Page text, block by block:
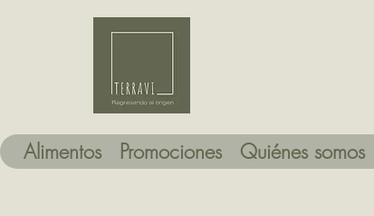
Alimentos Promociones Quiénes somos